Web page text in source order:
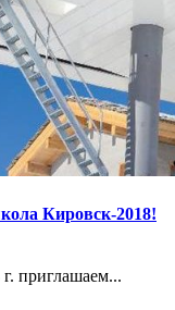
Кировск-2018!
приглашаем...